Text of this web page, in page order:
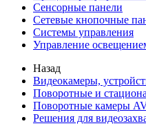
Сенсорные панели
Сетевые кнопочные
Системы управления
Управление
Назад
Видеокамеры,
Поворотные и
Поворотные камеры
Решения для